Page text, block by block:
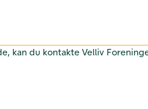
du kontakte Velliv